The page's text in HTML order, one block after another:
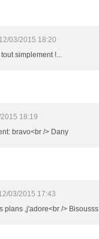
12/03/2015 18:20
simplement !...
18:19
bravo<br /> Dany
03/2015 17:43
plans ,j'adore<br /> Bisousss